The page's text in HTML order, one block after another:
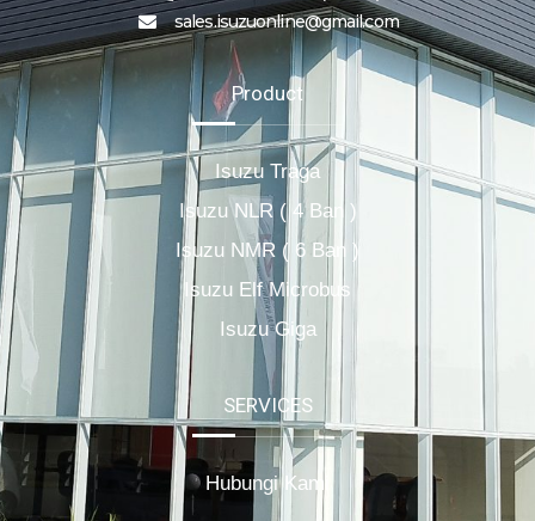
sales.isuzuonline@gmail.com
Product
Isuzu Traga
Isuzu NLR ( 4 Ban )
Isuzu NMR ( 6 Ban )
Isuzu Elf Microbus
Isuzu Giga
SERVICES
Hubungi Kami